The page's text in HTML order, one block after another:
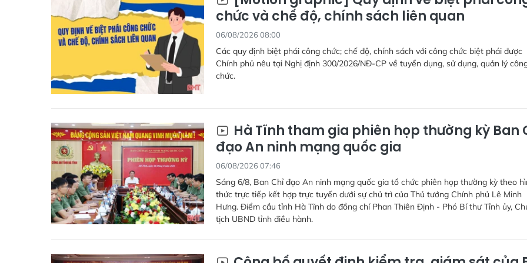
chức và chế độ, chính sách liên quan
06/08/2026 08:00
Các quy định biệt phái công chức; chế độ, chính sách với công chức biệt phái được
Chính phủ nêu tại Nghị định 300/2026/NĐ-CP về tuyển dụng, sử dụng, quản lý
chức.
Hà Tĩnh tham gia phiên họp thường kỳ Ban
đạo An ninh mạng quốc gia
06/08/2026 07:46
Sáng 6/8, Ban Chỉ đạo An ninh mạng quốc gia tổ chức phiên họp thường kỳ theo
thức trực tiếp kết hợp trực tuyến dưới sự chủ trì của Thủ tướng Chính phủ Lê Minh
Hưng. Điểm cầu tỉnh Hà Tĩnh do đồng chí Phan Thiên Định - Phó Bí thư Tỉnh ủy,
tịch UBND tỉnh điều hành.